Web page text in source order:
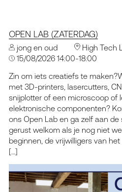
OPEN LAB (ZATERDAG)
jong en oud
High Tech
15/08/2026 14:00-18:00
Zin om iets creatiefs te
met 3D-printers, lasercutters,
snijplotter of een microscoop of
elektronische componenten?
ons Open Lab en ga zelf aan de
gerust welkom als je nog niet
beginnen, de vrijwilligers van het
[…]